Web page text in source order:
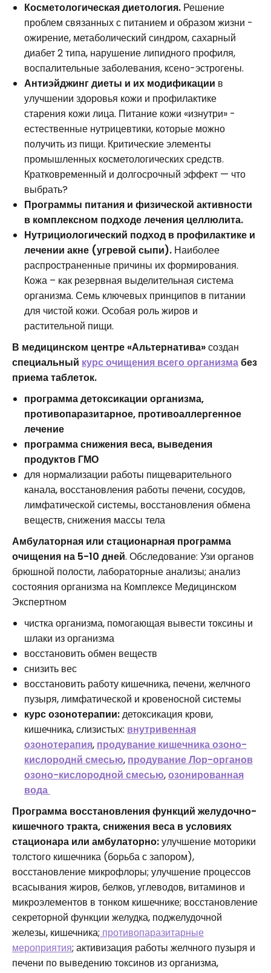
Косметологическая диетология. Решение
проблем связанных с питанием и образом жизни -
ожирение, метаболический синдром, сахарный
диабет 2 типа, нарушение липидного профиля,
воспалительные заболевания, ксено-эстрогены.
Антиэйджинг диеты и их модификации в
улучшении здоровья кожи и профилактике
старения кожи лица. Питание кожи «изнутри» -
естественные нутрицевтики, которые можно
получить из пищи. Критические элементы
промышленных косметологических средств.
Кратковременный и долгосрочный эффект — что
выбрать?
Программы питания и физической активности
в комплексном подходе лечения целлюлита.
Нутрициологический подход в профилактике и
лечении акне (угревой сыпи). Наиболее
распространенные причины их формирования.
Кожа – как резервная выделительная система
организма. Семь ключевых принципов в питании
для чистой кожи. Особая роль жиров и
растительной пищи.
В медицинском центре «Альтернатива»создан
специальный курс очищения всего организмабез
приема таблеток.
программа детоксикации организма,
противопаразитарное, противоаллергенное
лечение
программа снижения веса, выведения
продуктов ГМО
для нормализации работы пищеварительного
канала, восстановления работы печени, сосудов,
лимфатической системы, восстановления обмена
веществ, снижения массы тела
Амбулаторная или стационарная программа
очищения на 5-10 дней. Обследование: Узи органов
брюшной полости, лабораторные анализы; анализ
состояния организма на Комплексе Медицинском
Экспертном
чистка организма, помогающая вывести токсины и
шлаки из организма
восстановить обмен веществ
снизить вес
восстановить работу кишечника, печени, желчного
пузыря, лимфатической и кровеносной системы
курс озонотерапии:детоксикация крови,
кишечника, слизистых: внутривенная
озонотерапия, продувание кишечника озоно-
кислороднй смесью, продувание Лор-органов
озоно-кислородной смесью,озонированная
вода
Программа восстановления функций желудочно-
кишечного тракта, снижения веса в условиях
стационара или амбулаторно:улучшение моторики
толстого кишечника (борьба с запором),
восстановление микрофлоры; улучшение процессов
всасывания жиров, белков, углеводов, витаминов и
микроэлементов в тонком кишечнике; восстановление
секреторной функции желудка, поджелудочной
железы, кишечника; противопаразитарные
мероприятия; активизация работы желчного пузыря и
печени по выведению токсинов из организма,